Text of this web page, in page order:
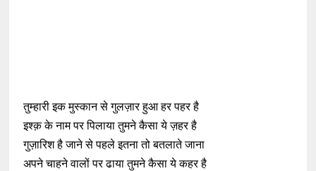
तुम्हारी इक मुस्कान से गुलज़ार हुआ हर पहर है
इश्क़ के नाम पर पिलाया तुमने कैसा ये ज़हर है
गुज़ारिश है जाने से पहले इतना तो बतलाते जाना
अपने चाहने वालों पर ढाया तुमने कैसा ये कहर है